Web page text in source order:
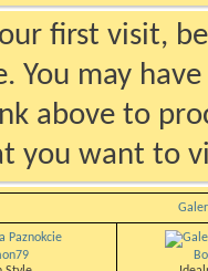
first visit,
You may
above to
you want to